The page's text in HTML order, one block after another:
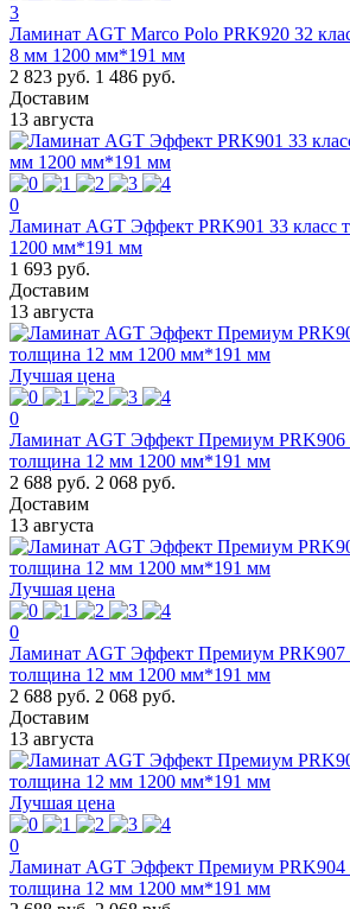
3
Ламинат AGT Marco Polo PRK920 32
8 мм 1200 мм*191 мм
2 823 руб. 1 486 руб.
Доставим
13 августа
0
Ламинат AGT Эффект PRK901 33 класс
1200 мм*191 мм
1 693 руб.
Доставим
13 августа
Лучшая цена
0
Ламинат AGT Эффект Премиум PRK906
толщина 12 мм 1200 мм*191 мм
2 688 руб. 2 068 руб.
Доставим
13 августа
Лучшая цена
0
Ламинат AGT Эффект Премиум PRK907
толщина 12 мм 1200 мм*191 мм
2 688 руб. 2 068 руб.
Доставим
13 августа
Лучшая цена
0
Ламинат AGT Эффект Премиум PRK904
толщина 12 мм 1200 мм*191 мм